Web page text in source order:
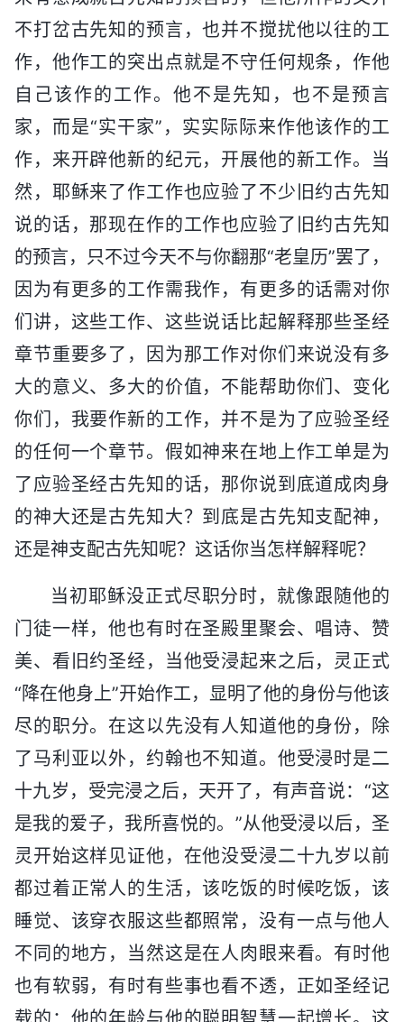
不打岔古先知的预言，也并不搅扰他以往的工
作，他作工的突出点就是不守任何规条，作他
自己该作的工作。他不是先知，也不是预言
家，而是“实干家”，实实际际来作他该作的工
作，来开辟他新的纪元，开展他的新工作。当
然，耶稣来了作工作也应验了不少旧约古先知
说的话，那现在作的工作也应验了旧约古先知
的预言，只不过今天不与你翻那“老皇历”罢了，
因为有更多的工作需我作，有更多的话需对你
们讲，这些工作、这些说话比起解释那些圣经
章节重要多了，因为那工作对你们来说没有多
大的意义、多大的价值，不能帮助你们、变化
你们，我要作新的工作，并不是为了应验圣经
的任何一个章节。假如神来在地上作工单是为
了应验圣经古先知的话，那你说到底道成肉身
的神大还是古先知大？到底是古先知支配神，
还是神支配古先知呢？这话你当怎样解释呢？
当初耶稣没正式尽职分时，就像跟随他的
门徒一样，他也有时在圣殿里聚会、唱诗、赞
美、看旧约圣经，当他受浸起来之后，灵正式
“降在他身上”开始作工，显明了他的身份与他该
尽的职分。在这以先没有人知道他的身份，除
了马利亚以外，约翰也不知道。他受浸时是二
十九岁，受完浸之后，天开了，有声音说：“这
是我的爱子，我所喜悦的。”从他受浸以后，圣
灵开始这样见证他，在他没受浸二十九岁以前
都过着正常人的生活，该吃饭的时候吃饭，该
睡觉、该穿衣服这些都照常，没有一点与他人
不同的地方，当然这是在人肉眼来看。有时他
也有软弱，有时有些事也看不透，正如圣经记